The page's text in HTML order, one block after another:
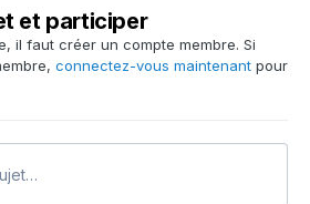
et participer
il faut créer un compte membre. Si
connectez-vous maintenant pour